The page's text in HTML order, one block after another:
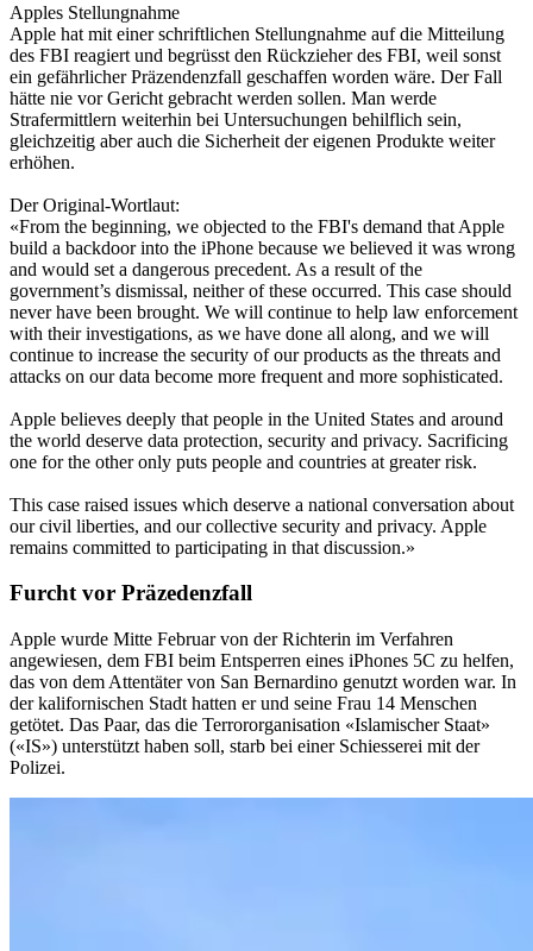
Apples Stellungnahme
Apple hat mit einer schriftlichen Stellungnahme auf die Mitteilung
des FBI reagiert und begrüsst den Rückzieher des FBI, weil sonst
ein gefährlicher Präzendenzfall geschaffen worden wäre. Der Fall
hätte nie vor Gericht gebracht werden sollen. Man werde
Strafermittlern weiterhin bei Untersuchungen behilflich sein,
gleichzeitig aber auch die Sicherheit der eigenen Produkte weiter
erhöhen.
Der Original-Wortlaut:
«From the beginning, we objected to the FBI's demand that Apple
build a backdoor into the iPhone because we believed it was wrong
and would set a dangerous precedent. As a result of the
government’s dismissal, neither of these occurred. This case should
never have been brought. We will continue to help law enforcement
with their investigations, as we have done all along, and we will
continue to increase the security of our products as the threats and
attacks on our data become more frequent and more sophisticated.
Apple believes deeply that people in the United States and around
the world deserve data protection, security and privacy. Sacrificing
one for the other only puts people and countries at greater risk.
This case raised issues which deserve a national conversation about
our civil liberties, and our collective security and privacy. Apple
remains committed to participating in that discussion.»
Furcht vor Präzedenzfall
Apple wurde Mitte Februar von der Richterin im Verfahren
angewiesen, dem FBI beim Entsperren eines iPhones 5C zu helfen,
das von dem Attentäter von San Bernardino genutzt worden war. In
der kalifornischen Stadt hatten er und seine Frau 14 Menschen
getötet. Das Paar, das die Terrororganisation «Islamischer Staat»
(«IS») unterstützt haben soll, starb bei einer Schiesserei mit der
Polizei.